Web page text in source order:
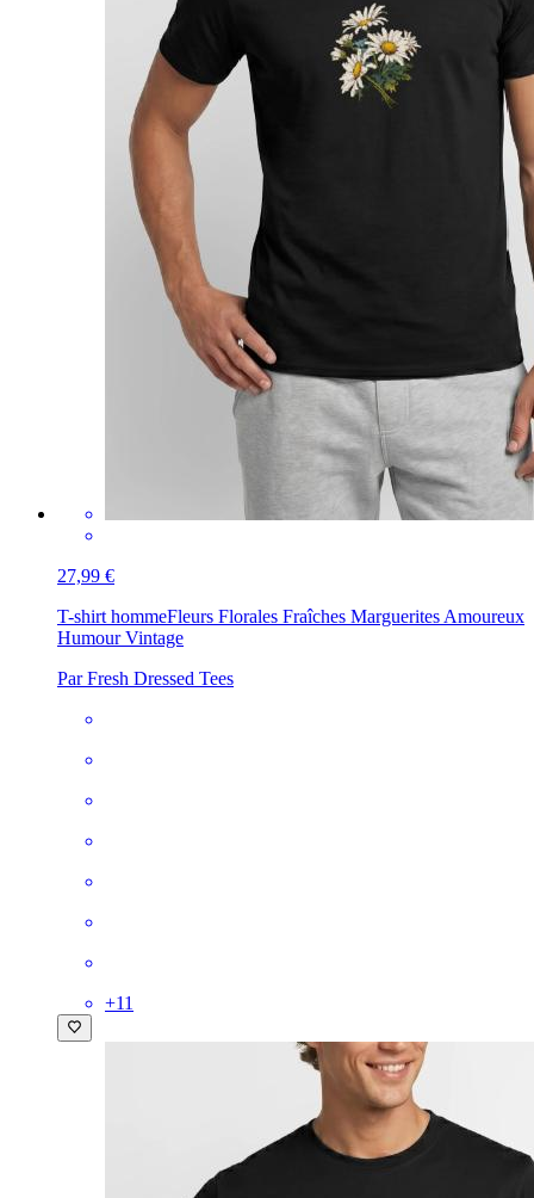
27,99 €
T-shirt hommeFleurs Florales Fraîches Marguerites Amoureux
Humour Vintage
Par Fresh Dressed Tees
+11